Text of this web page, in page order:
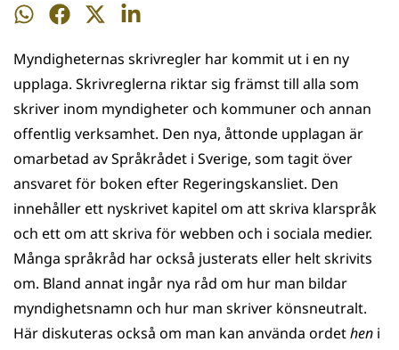
Dela
WhatsApp
Dela
Facebook
Dela
Twitter
Dela
LinkedIn
Myndigheternas skrivregler har kommit ut i en ny
upplaga. Skrivreglerna riktar sig främst till alla som
skriver inom myndigheter och kommuner och annan
offentlig verksamhet. Den nya, åttonde upplagan är
omarbetad av Språkrådet i Sverige, som tagit över
ansvaret för boken efter Regeringskansliet. Den
innehåller ett nyskrivet kapitel om att skriva klarspråk
och ett om att skriva för webben och i sociala medier.
Många språkråd har också justerats eller helt skrivits
om. Bland annat ingår nya råd om hur man bildar
myndighetsnamn och hur man skriver könsneutralt.
Här diskuteras också om man kan använda ordethen i